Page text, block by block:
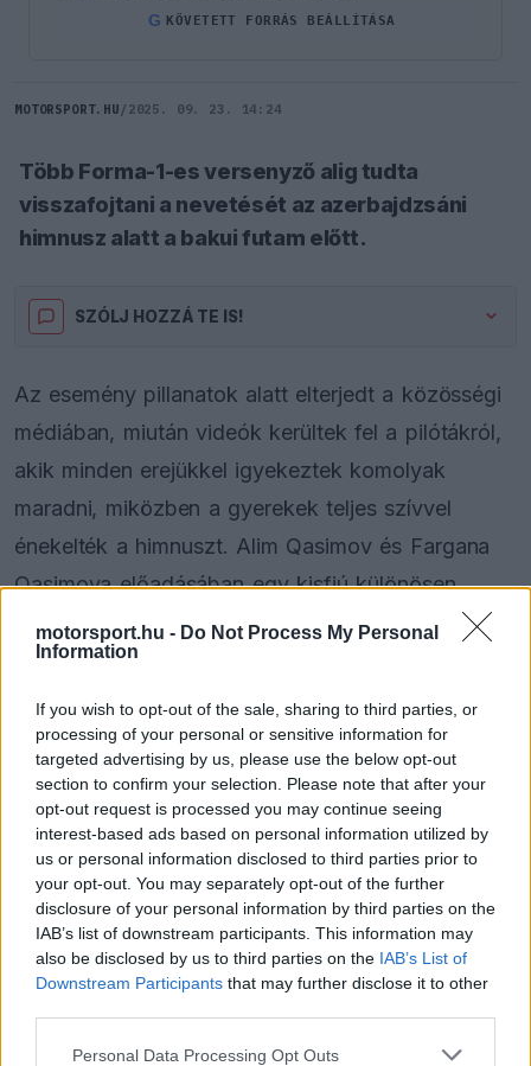
motorsport.hu - Do Not Process My Personal
Information
If you wish to opt-out of the sale, sharing to third parties, or
processing of your personal or sensitive information for
targeted advertising by us, please use the below opt-out
section to confirm your selection. Please note that after your
opt-out request is processed you may continue seeing
interest-based ads based on personal information utilized by
us or personal information disclosed to third parties prior to
your opt-out. You may separately opt-out of the further
disclosure of your personal information by third parties on the
IAB’s list of downstream participants. This information may
also be disclosed by us to third parties on the IAB’s List of
Downstream Participants that may further disclose it to other
Please note that this website/app uses one or more Google
Personal Data Processing Opt Outs
G KÖVETETT FORRÁS BEÁLLÍTÁSA
MOTORSPORT.HU / 2025. 09. 23. 14:24
Több Forma-1-es versenyző alig tudta
visszafojtani a nevetését az azerbajdzsáni
himnusz alatt a bakui futam előtt.
SZÓLJ HOZZÁ TE IS!
Az esemény pillanatok alatt elterjedt a közösségi
médiában, miután videók kerültek fel a pilótákról,
akik minden erejükkel igyekeztek komolyak
maradni, miközben a gyerekek teljes szívvel
énekelték a himnuszt. Alim Qasimov és Fargana
Qasimova előadásában egy kisfiú különösen
szenvedélyes interpretációja varázsolta
emlékezetessé a pillanatot.
Az aranyos jelenet során Lando Norris, George
Russell, Andrea Kimi Antonelli és Carlos Sainz
mindent megtettek, hogy megőrizzék
higgadtságukat, míg egy másik videó szerint a
hétszeres világbajnok Lewis Hamilton gyorsan
elővette a telefonját, hogy megörökítse a